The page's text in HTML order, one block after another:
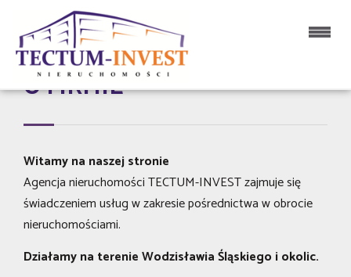
Strona główna
O FIRMIE
Witamy na naszej stronie
Agencja nieruchomości TECTUM-INVEST zajmuje się
świadczeniem usług w zakresie pośrednictwa w obrocie
nieruchomościami.
Działamy na terenie Wodzisławia Śląskiego i okolic.